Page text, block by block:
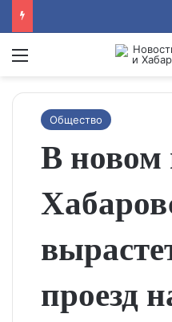
Menu
Общество
В новом
проезд